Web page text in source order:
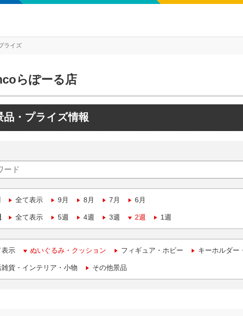
ライズ
らぽーる店
品・プライズ情報
全て表示 9月 8月 7月 6月
全て表示 5週 4週 3週 2週 1週
表示 ぬいぐるみ・クッション フィギュア・ホビー キーホルダー
貨・インテリア・小物 その他景品